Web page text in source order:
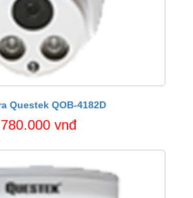
Questek QOB-4182D
780.000 vnđ